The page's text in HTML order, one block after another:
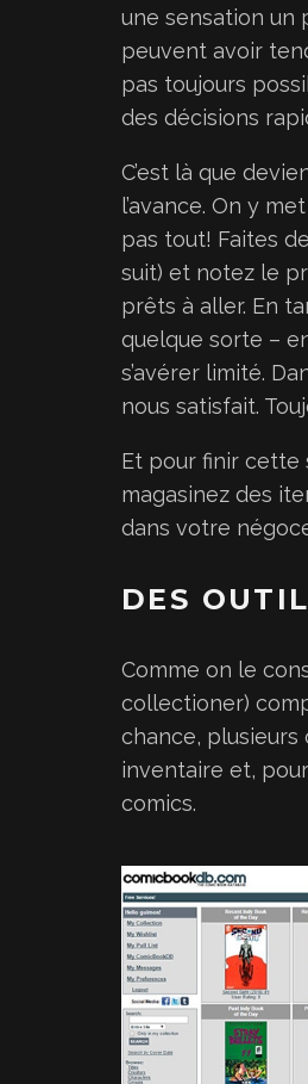
une sensation un
peuvent avoir
pas toujours
des décisions
C’est là que
l’avance. On y
pas tout! Faites
suit) et notez le
prêts à aller. En
quelque sorte –
s’avérer limité.
nous satisfait.
Et pour finir cette
magasinez des
dans votre
DES
Comme on le
collectioner)
chance, plusieurs
inventaire et,
comics.